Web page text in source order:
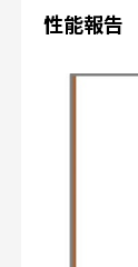
性能報告